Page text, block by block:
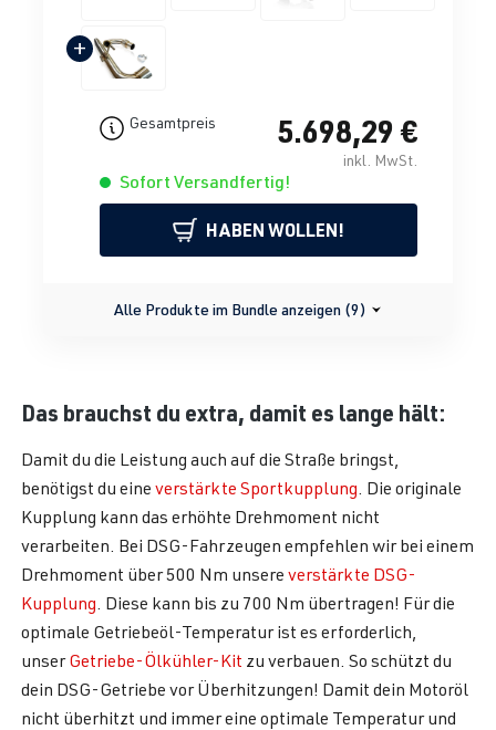
+
Gesamtpreis 5.698,29 €
inkl. MwSt.
Sofort Versandfertig!
HABEN WOLLEN!
Alle Produkte im Bundle anzeigen (9)
Das brauchst du extra, damit es lange hält:
Damit du die Leistung auch auf die Straße bringst,
benötigst du eine verstärkte Sportkupplung . Die originale
Kupplung kann das erhöhte Drehmoment nicht
verarbeiten. Bei DSG-Fahrzeugen empfehlen wir bei einem
Drehmoment über 500 Nm unsere verstärkte DSG-
Kupplung . Diese kann bis zu 700 Nm übertragen! Für die
optimale Getriebeöl-Temperatur ist es erforderlich,
unserGetriebe-Ölkühler-Kit zu verbauen. So schützt du
dein DSG-Getriebe vor Überhitzungen! Damit dein Motoröl
nicht überhitzt und immer eine optimale Temperatur und